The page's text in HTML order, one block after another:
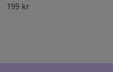
199 kr